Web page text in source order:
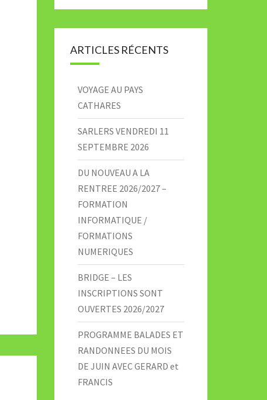
ARTICLES RÉCENTS
VOYAGE AU PAYS
CATHARES
SARLERS VENDREDI 11
SEPTEMBRE 2026
DU NOUVEAU A LA
RENTREE 2026/2027 –
FORMATION
INFORMATIQUE /
FORMATIONS
NUMERIQUES
BRIDGE – LES
INSCRIPTIONS SONT
OUVERTES 2026/2027
PROGRAMME BALADES ET
RANDONNEES DU MOIS
DE JUIN AVEC GERARD et
FRANCIS